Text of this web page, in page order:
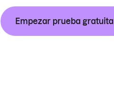
Empezar prueba gratuita